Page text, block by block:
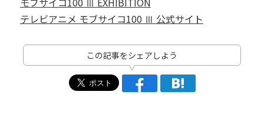
テレビアニメ モブサイコ100 Ⅲ 公式サイト
この記事をシェアしよう